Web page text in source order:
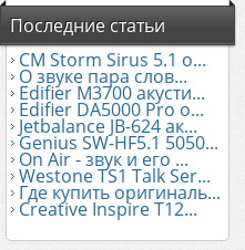
Последние статьи
CM Storm Sirus 5.1 о...
О звуке пара слов...
Edifier М3700 акусти...
Edifier DA5000 Pro о...
Jetbalance JB-624 ак...
Genius SW-HF5.1 5050...
On Air - звук и его ...
Westone TS1 Talk Ser...
Где купить оригиналь...
Creative Inspire T12...